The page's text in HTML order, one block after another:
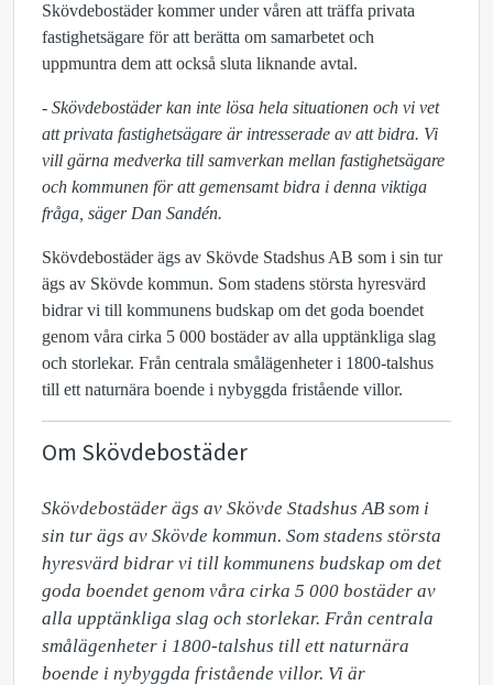
Skövdebostäder kommer under våren att träffa privata
fastighetsägare för att berätta om samarbetet och
uppmuntra dem att också sluta liknande avtal.
- Skövdebostäder kan inte lösa hela situationen och vi vet
att privata fastighetsägare är intresserade av att bidra. Vi
vill gärna medverka till samverkan mellan fastighetsägare
och kommunen för att gemensamt bidra i denna viktiga
fråga, säger Dan Sandén.
Skövdebostäder ägs av Skövde Stadshus AB som i sin tur
ägs av Skövde kommun. Som stadens största hyresvärd
bidrar vi till kommunens budskap om det goda boendet
genom våra cirka 5 000 bostäder av alla upptänkliga slag
och storlekar. Från centrala smålägenheter i 1800-talshus
till ett naturnära boende i nybyggda fristående villor.
Om Skövdebostäder
Skövdebostäder ägs av Skövde Stadshus AB som i
sin tur ägs av Skövde kommun. Som stadens största
hyresvärd bidrar vi till kommunens budskap om det
goda boendet genom våra cirka 5 000 bostäder av
alla upptänkliga slag och storlekar. Från centrala
smålägenheter i 1800-talshus till ett naturnära
boende i nybyggda fristående villor. Vi är